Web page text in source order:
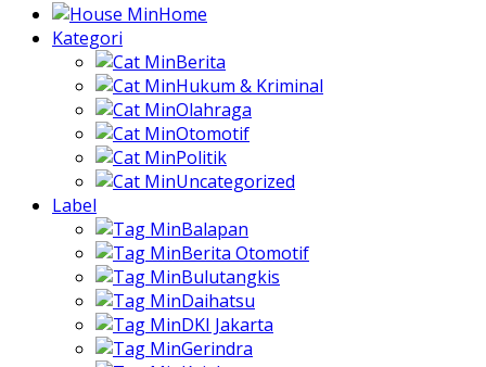
Home
Kategori
Berita
Hukum & Kriminal
Olahraga
Otomotif
Politik
Uncategorized
Label
Balapan
Berita Otomotif
Bulutangkis
Daihatsu
DKI Jakarta
Gerindra